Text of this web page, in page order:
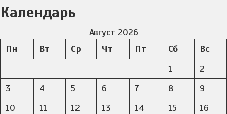
Календарь
Август 2026
Пн
Вт Ср Чт Пт Сб
Вс
1
2
3
4 5 6 7 8
9
10
11 12 13 14 15
16